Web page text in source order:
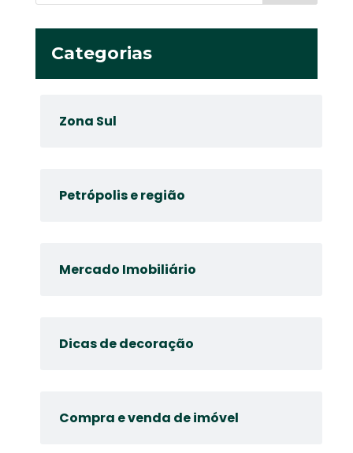
Categorias
Zona Sul
Petrópolis e região
Mercado Imobiliário
Dicas de decoração
Compra e venda de imóvel